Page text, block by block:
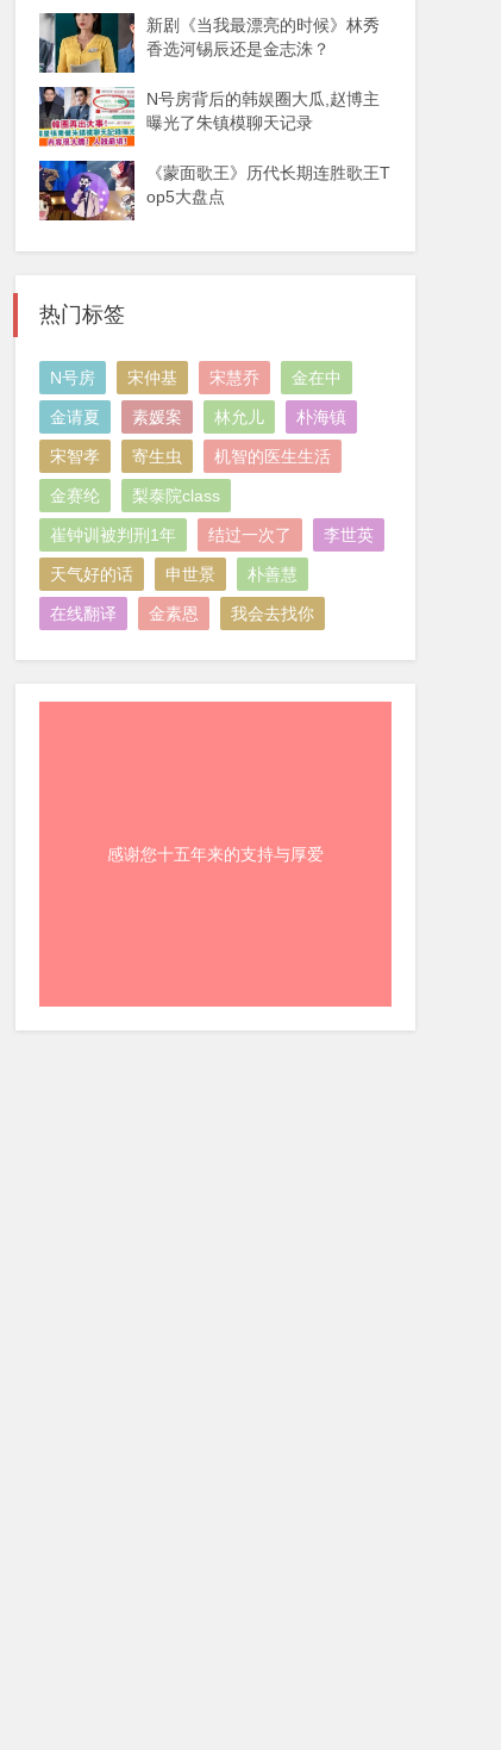
新剧《当我最漂亮的时候》林秀
香选河锡辰还是金志洙？
N号房背后的韩娱圈大瓜,赵博主
曝光了朱镇模聊天记录
《蒙面歌王》历代长期连胜歌王T
op5大盘点
热门标签
N号房 宋仲基 宋慧乔 金在中
金请夏 素媛案 林允儿 朴海镇
宋智孝 寄生虫 机智的医生生活
金赛纶 梨泰院class
崔钟训被判刑1年 结过一次了 李世英
天气好的话 申世景 朴善慧
在线翻译 金素恩 我会去找你
感谢您十五年来的支持与厚爱